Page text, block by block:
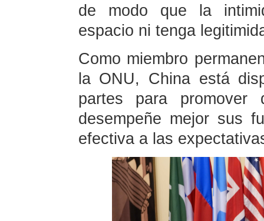
de modo que la
espacio ni tenga
Como miembro
la ONU, China está
partes para promover
desempeñe mejor sus
efectiva a las